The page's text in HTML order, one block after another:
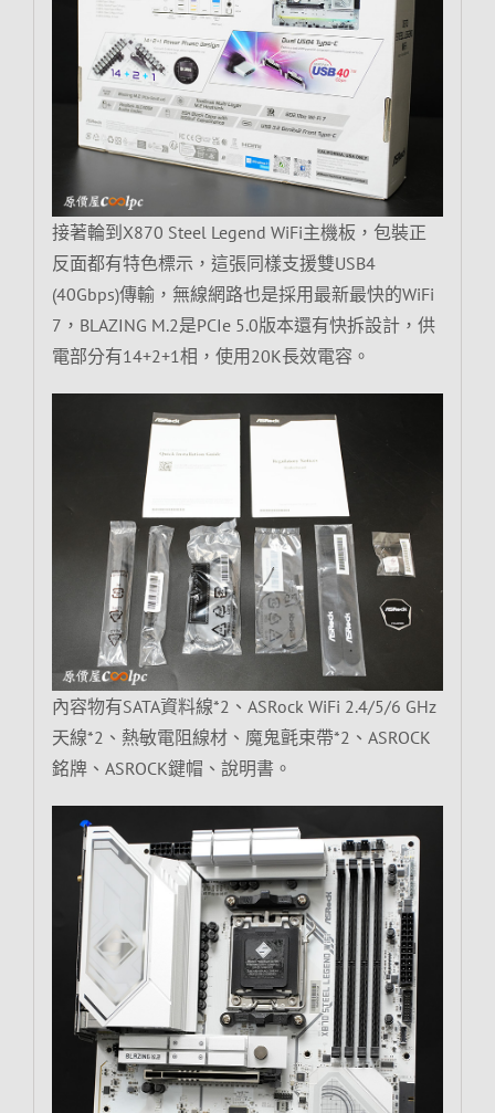
接著輪到X870 Steel Legend WiFi主機板，包裝正
反面都有特色標示，這張同樣支援雙USB4
(40Gbps)傳輸，無線網路也是採用最新最快的WiFi
7，BLAZING M.2是PCIe 5.0版本還有快拆設計，供
電部分有14+2+1相，使用20K長效電容。
內容物有SATA資料線*2、ASRock WiFi 2.4/5/6 GHz
天線*2、熱敏電阻線材、魔鬼氈束帶*2、ASROCK
銘牌、ASROCK鍵帽、說明書。